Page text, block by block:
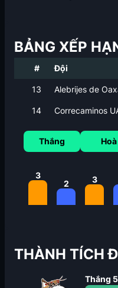
BẢNG XẾP
# Đội
13 Alebrijes de
14 Correcaminos
Thắng
3
2
Hoà
3
THÀNH TÍCH
Thắng 5